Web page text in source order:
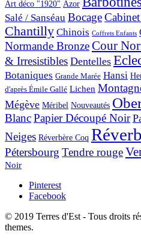
Art déco "1920" Azor
Salé / Sanséau Bocage
Chantilly Chinois Coffrets Enfants
Normande BronzeCour
& Irresistibles Dentelles
Botaniques Grande Marée Hansi
d'après Émile Gallé Lichen
Mégève Méribel Nouveautés
BlancPapier Découpé Noir
Neiges Réverbère Coq
Pétersbourg Tendre rouge
Noir
Pinterest
Facebook
© 2019 Terres d'Est - Tous droits
themes.